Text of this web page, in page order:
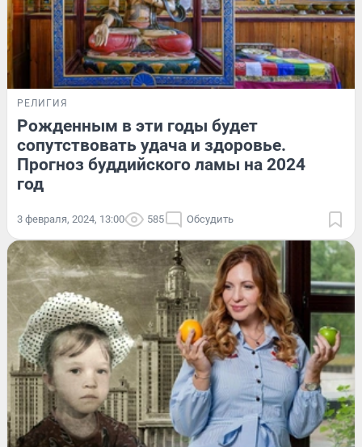
РЕЛИГИЯ
Рожденным в эти годы будет
сопутствовать удача и здоровье.
Прогноз буддийского ламы на 2024
год
3 февраля, 2024, 13:00 585 Обсудить